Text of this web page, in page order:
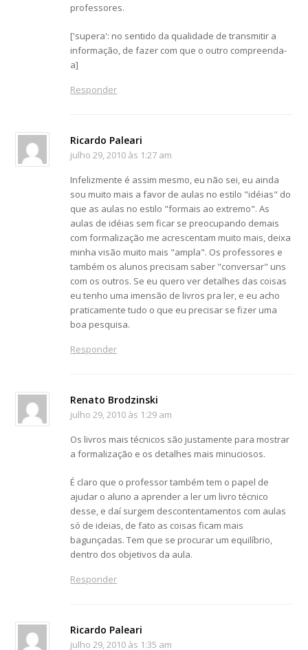
professores.
['supera': no sentido da qualidade de transmitir a
informação, de fazer com que o outro compreenda-
a]
Responder
Ricardo Paleari
julho 29, 2010 às 1:27 am
Infelizmente é assim mesmo, eu não sei, eu ainda
sou muito mais a favor de aulas no estilo "idéias" do
que as aulas no estilo "formais ao extremo". As
aulas de idéias sem ficar se preocupando demais
com formalização me acrescentam muito mais, deixa
minha visão muito mais "ampla". Os professores e
também os alunos precisam saber "conversar" uns
com os outros. Se eu quero ver detalhes das coisas
eu tenho uma imensão de livros pra ler, e eu acho
praticamente tudo o que eu precisar se fizer uma
boa pesquisa.
Responder
Renato Brodzinski
julho 29, 2010 às 1:29 am
Os livros mais técnicos são justamente para mostrar
a formalização e os detalhes mais minuciosos.
É claro que o professor também tem o papel de
ajudar o aluno a aprender a ler um livro técnico
desse, e daí surgem descontentamentos com aulas
só de ideias, de fato as coisas ficam mais
bagunçadas. Tem que se procurar um equilíbrio,
dentro dos objetivos da aula.
Responder
Ricardo Paleari
julho 29, 2010 às 1:35 am